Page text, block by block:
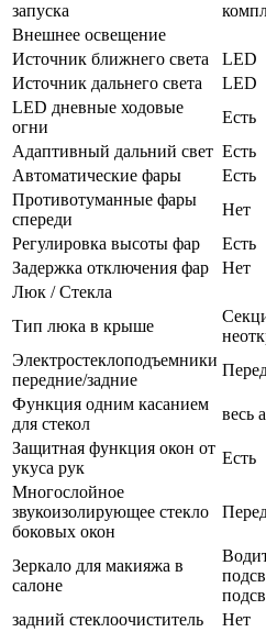
запуска
Внешнее освещение
Источник ближнего света
LED
Источник дальнего света
LED
LED дневные ходовые
огни
Есть
Адаптивный дальний свет Есть
Автоматические фары
Есть
Противотуманные фары
спереди
Нет
Регулировка высоты фар
Есть
Задержка отключения фар
Нет
Люк / Стекла
Тип люка в крыше
Электростеклоподъемники
передние/задние
Функция одним касанием
для стекол
весь
Защитная функция окон от
укуса рук
Есть
Многослойное
звукоизолирующее стекло
боковых окон
Зеркало для макияжа в
салоне
задний стеклоочиститель
Нет